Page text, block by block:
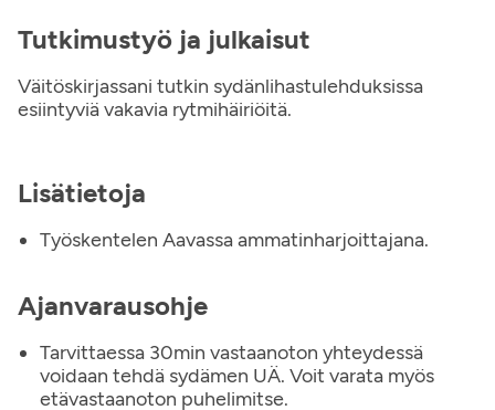
Tutkimustyö ja julkaisut
Väitöskirjassani tutkin sydänlihastulehduksissa
esiintyviä vakavia rytmihäiriöitä.
Lisätietoja
Työskentelen Aavassa ammatinharjoittajana.
Ajanvarausohje
Tarvittaessa 30min vastaanoton yhteydessä
voidaan tehdä sydämen UÄ. Voit varata myös
etävastaanoton puhelimitse.